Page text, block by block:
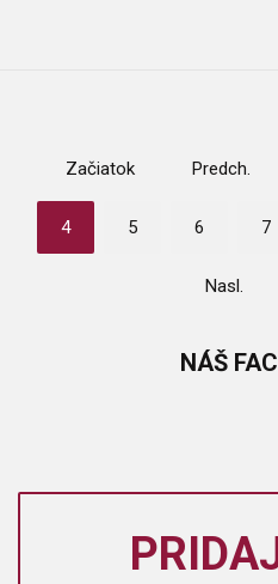
Začiatok Predch.
4 5 6 7
Nasl.
NÁŠ